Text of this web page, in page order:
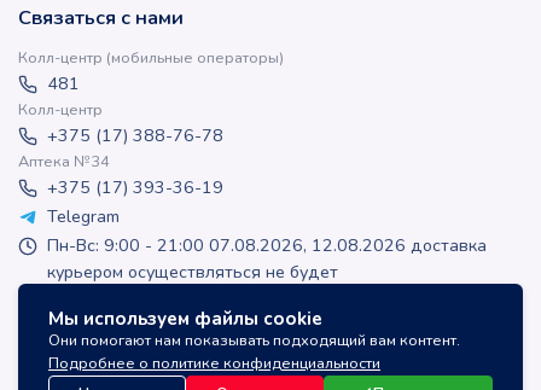
Мы используем файлы cookie
Они помогают нам показывать подходящий вам контент.
Подробнее о политике конфиденциальности
Связаться с нами
Колл-центр (мобильные операторы)
481
Колл-центр
+375 (17) 388-76-78
Аптека №34
+375 (17) 393-36-19
Telegram
Пн-Вс: 9:00 - 21:00 07.08.2026, 12.08.2026 доставка
курьером осуществляться не будет
inlek_apteka
inlek_apteka